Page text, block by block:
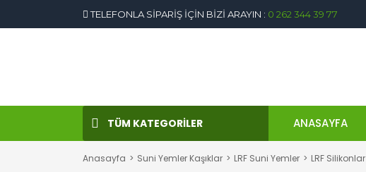
TELEFONLA SİPARİŞ İÇİN BİZİ ARAYIN : 0 262 344 39 77
TÜM KATEGORİLER ANASAYFA
Anasayfa Suni Yemler Kaşıklar LRF Suni Yemler LRF Silikonlar